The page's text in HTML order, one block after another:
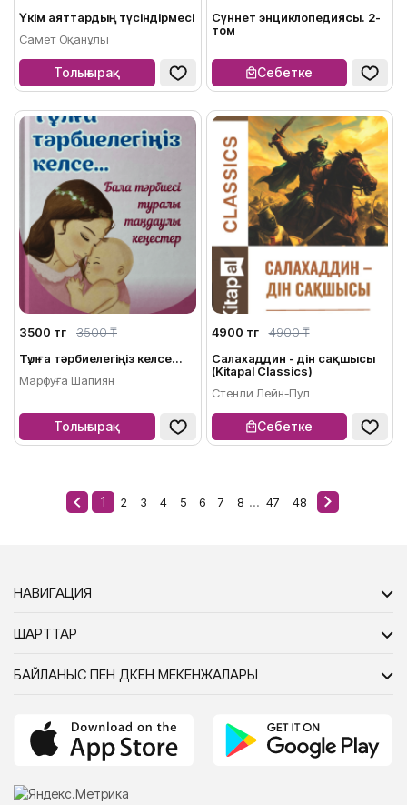
Үкім аяттардың түсіндірмесі
Самет Оқанұлы
Толығырақ
Сүннет энциклопедиясы. 2-
том
Себетке
3500 тг
3500 ₸
Тұлға тәрбиелегіңіз келсе...
Марфуға Шапиян
Толығырақ
4900 тг
4900 ₸
Салахаддин - дін сақшысы
(Kitapal Classics)
Стенли Лейн-Пул
Себетке
1 2 3 4 5 6 7 8 ... 47 48
НАВИГАЦИЯ
ШАРТТАР
БАЙЛАНЫС ПЕН ДҮКЕН МЕКЕНЖАЛАРЫ